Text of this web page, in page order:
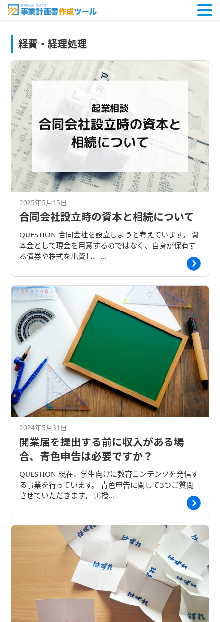
経費・経理処理
2025年5月15日
合同会社設立時の資本と相続について
QUESTION 合同会社を設立しようと考えています。 資
本金として現金を用意するのではなく、自身が保有す
る債券や株式を出資し、…
2024年5月31日
開業届を提出する前に収入がある場
合、青色申告は必要ですか？
QUESTION 現在、学生向けに教育コンテンツを発信す
る事業を行っています。 青色申告に関して3つご質問
させていただきます。 ①授…